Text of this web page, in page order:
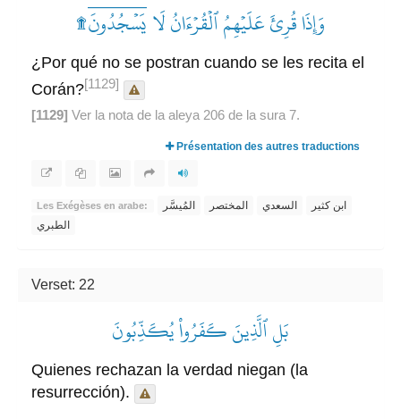
وَإِذَا قُرِئَ عَلَيۡهِمُ ٱلۡقُرۡءَانُ لَا يَسۡجُدُونَۤ۩
¿Por qué no se postran cuando se les recita el
Corán?[1129]
[1129] Ver la nota de la aleya 206 de la sura 7.
Présentation des autres traductions
Les Exégèses en arabe: المُيسَّر المختصر السعدي
ابن كثير
الطبري
Verset: 22
بَلِ ٱلَّذِينَ كَفَرُواْ يُكَذِّبُونَ
Quienes rechazan la verdad niegan (la
resurrección).